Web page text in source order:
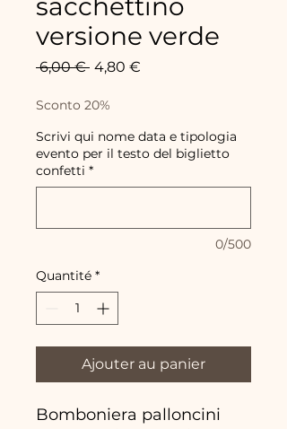
versione verde
6,00 € Prix
4,80 €
Sconto 20%
Scrivi qui nome data e tipologia
evento per il testo del biglietto
confetti *
0/500
Quantité *
Ajouter au panier
Bomboniera palloncini